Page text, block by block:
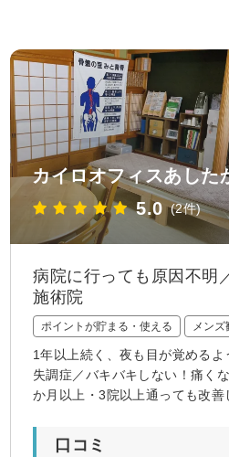
カイロオフィスあした
5.0 (2件)
病院に行っても原因不明
施術院
ポイントが貯まる・使える メンズ
1年以上続く、夜も目が覚める
失調症／バキバキしない！痛く
か月以上・3院以上通っても改
口コミ